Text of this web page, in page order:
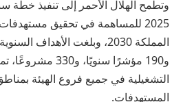
وتطمح الهلال الأحمر إلى تنفيذ خطة
2025 للمساهمة في تحقيق
و190 مؤشرًا
التشغيلية في جميع فروع الهيئة
المستهدفات.